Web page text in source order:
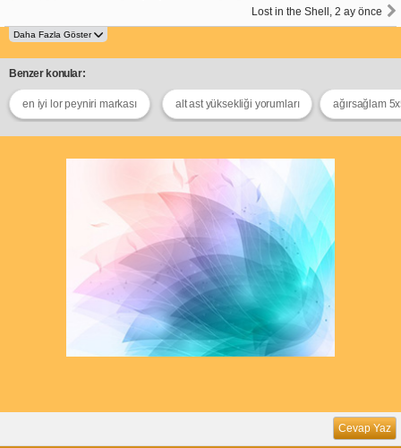
Lost in the Shell, 2 ay önce
Benzer konular:
en iyi lor peyniri markası alt ast yüksekliği yorumları ağırsağlam
Cevap Yaz